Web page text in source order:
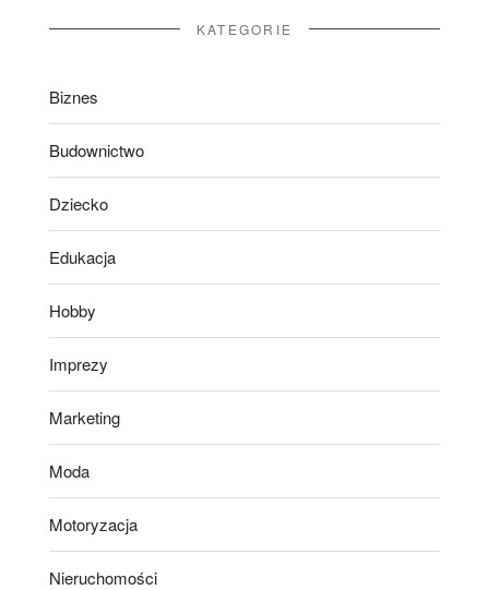
KATEGORIE
Biznes
Budownictwo
Dziecko
Edukacja
Hobby
Imprezy
Marketing
Moda
Motoryzacja
Nieruchomości